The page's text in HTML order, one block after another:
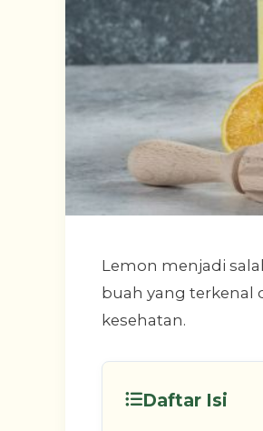
Lemon menjadi
buah yang terkenal
kesehatan.
Daftar Isi